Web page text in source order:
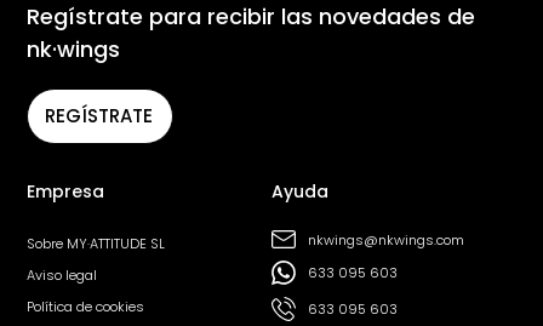
Empresa
Sobre MY·ATTITUDE SL
Aviso legal
Política de cookies
Ayuda
nkwings@nkwings.com
633 095 603
633 095 603
Regístrate para recibir las novedades de
nk·wings
REGÍSTRATE